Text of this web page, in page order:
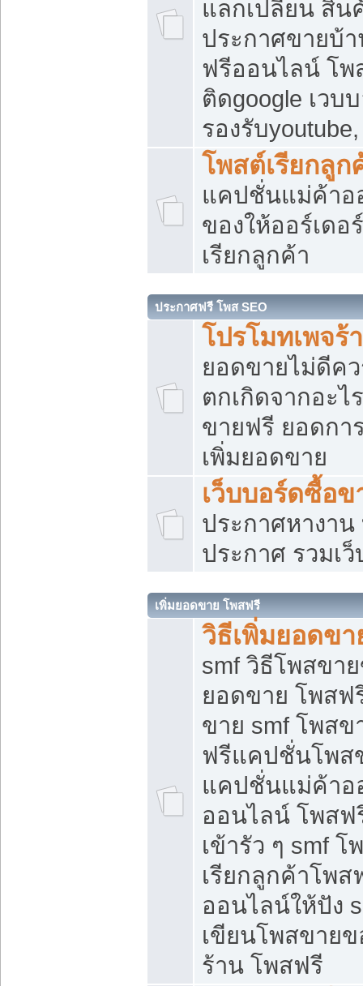
แลกเปลี่ยน สิน
ประกาศขายบ้
ฟรีออนไลน์ โพ
ติดgoogle เวบ
รองรับ
โพสต์เรียกลูก
แคปชั่นแม่ค้าอ
ของให้ออร์เดอ
เรียกลูกค้า
ประกาศฟรี โพส SEO
โปรโมทเพจร้
ยอดขายไม่ดีค
ตกเกิดจากอะไ
ขายฟรี ยอดกา
เพิ่มยอดขาย
เว็บบอร์ดซื้อข
ประกาศหางาน
ประกาศ รวมเ
เพิ่มยอดขาย โพสฟรี
วิธีเพิ่มยอดข
smf วิธีโพสขา
ยอดขาย โพสฟ
ขาย smf โพส
ฟรีแคปชั่นโพส
แคปชั่นแม่ค้า
ออนไลน์ โพสฟ
เข้ารัว ๆ smf
เรียกลูกค้าโพส
ออนไลน์ให้ปัง
เขียนโพสขาย
ร้าน โพสฟรี